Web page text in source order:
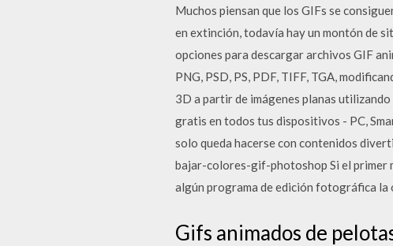
Muchos piensan que los GIFs se
en extinción, todavía hay un montón de
opciones para descargar archivos GIF
PNG, PSD, PS, PDF, TIFF, TGA,
3D a partir de imágenes planas
gratis en todos tus dispositivos - PC,
solo queda hacerse con contenidos
bajar-colores-gif-photoshop Si el primer
algún programa de edición fotográfica la
Gifs animados de